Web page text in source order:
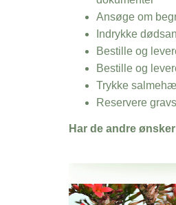
Ansøge om
Indrykke
Bestille og
Bestille og
Trykke
Reservere
Har de andre
Her hos os får du altid en god
Udbringning Af Kranse